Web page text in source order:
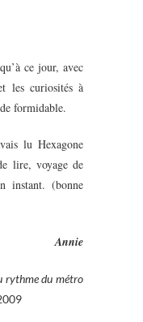
ce jour, avec
les curiosités à
formidable.
lu Hexagone
lire, voyage de
instant. (bonne
Annie
rythme du métro